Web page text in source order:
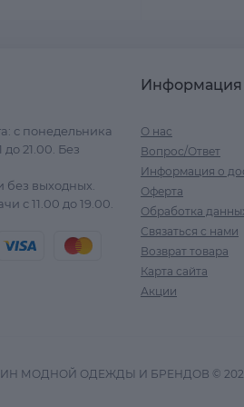
с понедельника
до 21.00. Без
без выходных.
с 11.00 до 19.00.
Информация
О нас
Вопрос/Ответ
Информация о
Оферта
Обработка
Связаться с нами
Возврат товара
Карта сайта
Акции
МОДНОЙ ОДЕЖДЫ И БРЕНДОВ ©